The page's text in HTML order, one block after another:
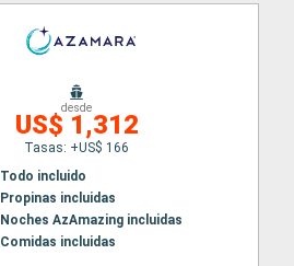
desde
US$ 1,312
Tasas: +US$ 166
Todo incluido
Propinas incluidas
Noches AzAmazing incluidas
Comidas incluidas